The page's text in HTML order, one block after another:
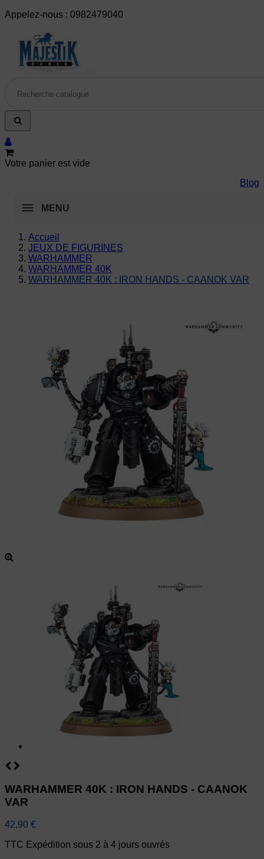
Appelez-nous : 0982479040
Votre panier est vide
Blog
MENU
Accueil
JEUX DE FIGURINES
WARHAMMER
WARHAMMER 40K
WARHAMMER 40K : IRON HANDS - CAANOK VAR
WARHAMMER 40K : IRON HANDS - CAANOK
VAR
42,90 €
TTC Expédition sous 2 à 4 jours ouvrés